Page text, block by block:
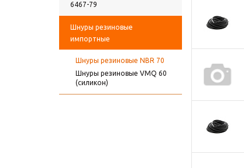
6467-79
Шнуры резиновые
импортные
Шнуры резиновые NBR 70
Шнуры резиновые VMQ 60
(силикон)